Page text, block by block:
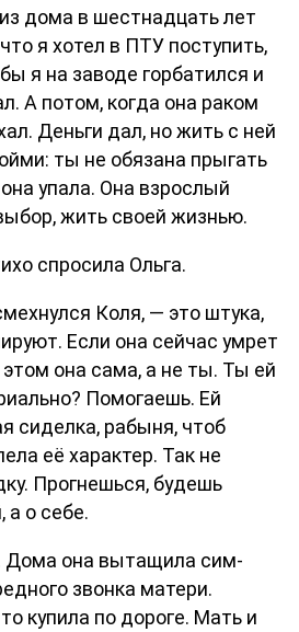
дома в шестнадцать лет
я хотел в ПТУ поступить,
я на заводе горбатился и
А потом, когда она раком
Деньги дал, но жить с ней
ты не обязана прыгать
упала. Она взрослый
жить своей жизнью.
спросила Ольга.
Коля, — это штука,
Если она сейчас умрет
этом она сама, а не ты. Ты ей
Помогаешь. Ей
сиделка, рабыня, чтоб
её характер. Так не
Прогнешься, будешь
а о себе.
Дома она вытащила сим-
звонка матери.
купила по дороге. Мать и